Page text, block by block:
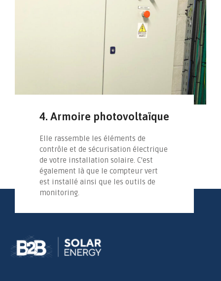
4. Armoire photovoltaïque
Elle rassemble les éléments de
contrôle et de sécurisation électrique
de votre installation solaire. C'est
également là que le compteur vert
est installé ainsi que les outils de
monitoring.